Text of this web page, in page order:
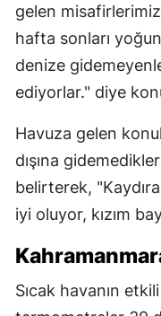
gelen
hafta sonları
denize
ediyorlar." diye
Havuza gelen
dışına
belirterek,
iyi oluyor, kızım
Sıcak havanın